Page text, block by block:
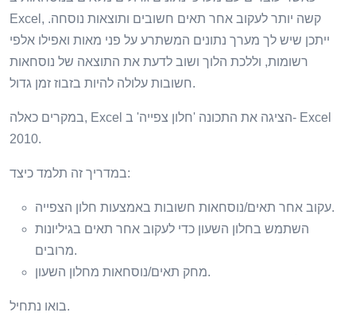
Excel, קשה יותר לעקוב אחר תאים חשובים ותוצאות נוסחה.
ייתכן שיש לך מערך נתונים המשתרע על פני מאות ואפילו אלפי
רשומות, וללכת הלוך ושוב לדעת את התוצאה של נוסחאות
חשובות עלולה להיות בזבוז זמן גדול.
במקרים כאלה, Excel הציגה את התכונה 'חלון צפייה' ב- Excel
2010.
במדריך זה תלמד כיצד:
עקוב אחר תאים/נוסחאות חשובות באמצעות חלון הצפייה.
השתמש בחלון השעון כדי לעקוב אחר תאים בגיליונות
מרובים.
מחק תאים/נוסחאות מחלון השעון.
בואו נתחיל.